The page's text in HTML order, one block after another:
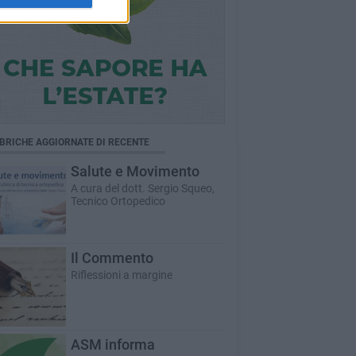
AGGIORNATE DI RECENTE
Salute e Movimento
A cura del dott. Sergio Squeo,
Tecnico Ortopedico
Il Commento
Riflessioni a margine
ASM informa